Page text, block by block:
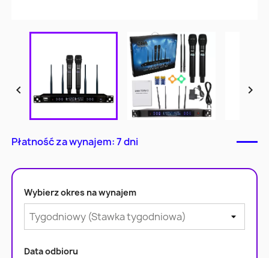
 
Płatność za wynajem: 7 dni
Wybierz okres na wynajem
Data odbioru